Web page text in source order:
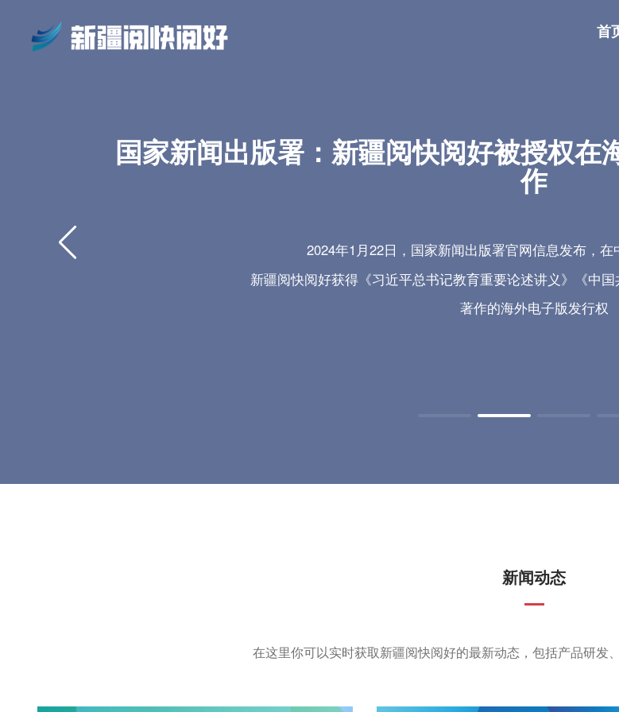
首
国家新闻出版署：新疆阅快阅好被授权在
作
2024年1月22日，国家新闻出版署官网信息发布，在
新疆阅快阅好获得《习近平总书记教育重要论述讲义》《中
著作的海外电子版发行权
新闻动态
在这里你可以实时获取新疆阅快阅好的最新动态，包括产品研发